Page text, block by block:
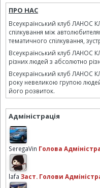
ПРО НАС
Всеукраїнський клуб ЛАНОС
спілкування між
тематичного спілкування,
Всеукраїнський клуб ЛАНОС
різних людей з абсолютно
Всеукраїнський клуб ЛАНОС
року невеликою групою
його розвиток.
Адміністрація
SeregaVin Голова
lafa Заст. Голови